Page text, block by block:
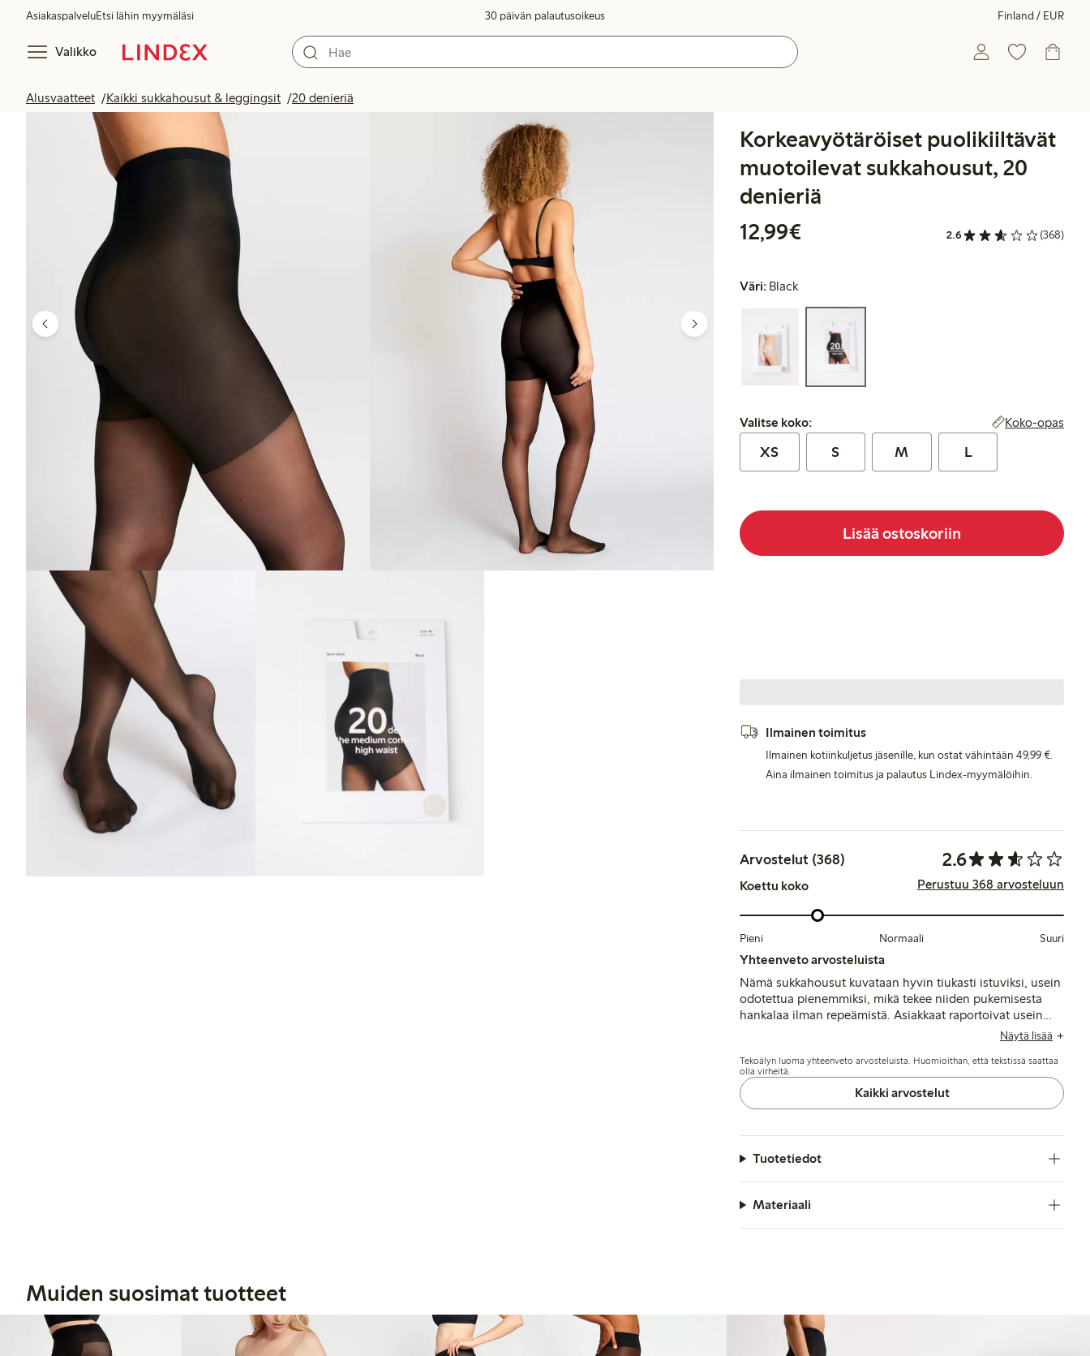
AsiakaspalveluEtsi lähin myymäläsi 30 päivän palautusoikeus Finland / EUR
Valikko
Alusvaatteet Kaikki sukkahousut & leggingsit 20 denieriä
Korkeavyötäröiset puolikiiltävät
muotoilevat sukkahousut, 20
denieriä
12,99€
2.6 (368)
Väri: Black
Valitse koko:
Valitse koko: Koko-opas
XS S M L
Lisää ostoskoriin
Ilmainen toimitus
Ilmainen kotiinkuljetus jäsenille, kun ostat vähintään 49,99 €.
Aina ilmainen toimitus ja palautus Lindex-myymälöihin.
Arvostelut (368) 2.6
Koettu koko Perustuu 368 arvosteluun
Pieni Normaali Suuri
Yhteenveto arvosteluista
Nämä sukkahousut kuvataan hyvin tiukasti istuviksi, usein
odotettua pienemmiksi, mikä tekee niiden pukemisesta
hankalaa ilman repeämistä. Asiakkaat raportoivat usein
huonosta kestävyydestä, sillä materiaali rikkoutuu tai
vaikka olisi valinnut isomman koon.
Näytä lisää
Tekoälyn luoma yhteenveto arvosteluista. Huomioithan, että tekstissä saattaa
olla virheitä.
Kaikki arvostelut
Tuotetiedot
Materiaali
Muiden suosimat tuotteet